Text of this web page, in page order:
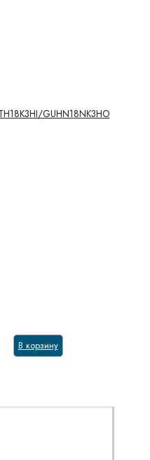
GUHN18NK3HO
В корзину